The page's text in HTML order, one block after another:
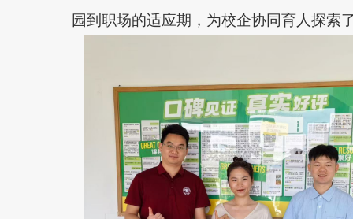
园到职场的适应期，为校企协同育人探索